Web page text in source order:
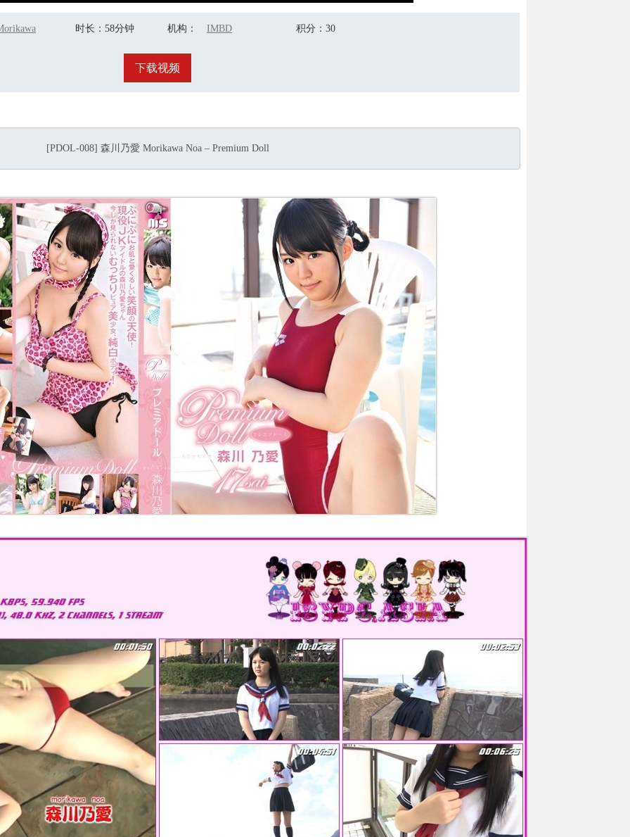
时长 ：58分钟 机构 ： IMBD 积分 ：30
下载视频
[PDOL-008] 森川乃愛 Morikawa Noa – Premium Doll